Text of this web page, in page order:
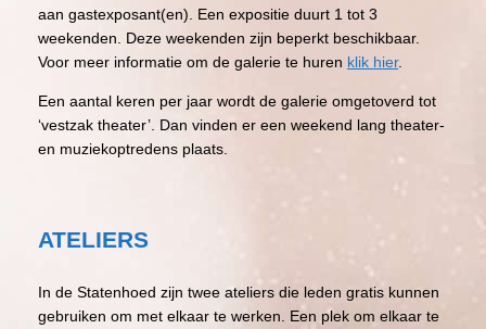
aan gastexposant(en). Een expositie duurt 1 tot 3
weekenden. Deze weekenden zijn beperkt beschikbaar.
Voor meer informatie om de galerie te huren klik hier.
Een aantal keren per jaar wordt de galerie omgetoverd tot
‘vestzak theater’. Dan vinden er een weekend lang theater-
en muziekoptredens plaats.
ATELIERS
In de Statenhoed zijn twee ateliers die leden gratis kunnen
gebruiken om met elkaar te werken. Een plek om elkaar te